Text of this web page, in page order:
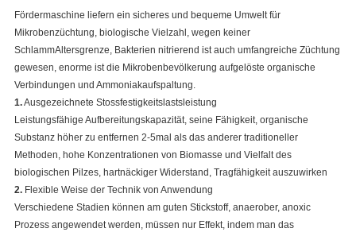
Fördermaschine liefern ein sicheres und bequeme Umwelt für
Mikrobenzüchtung, biologische Vielzahl, wegen keiner
SchlammAltersgrenze, Bakterien nitrierend ist auch umfangreiche Züchtung
gewesen, enorme ist die Mikrobenbevölkerung aufgelöste organische
Verbindungen und Ammoniakaufspaltung.
1.Ausgezeichnete Stossfestigkeitslastsleistung
Leistungsfähige Aufbereitungskapazität, seine Fähigkeit, organische
Substanz höher zu entfernen 2-5mal als das anderer traditioneller
Methoden, hohe Konzentrationen von Biomasse und Vielfalt des
biologischen Pilzes, hartnäckiger Widerstand, Tragfähigkeit auszuwirken
2.Flexible Weise der Technik von Anwendung
Verschiedene Stadien können am guten Stickstoff, anaerober, anoxic
Prozess angewendet werden, müssen nur Effekt, indem man das